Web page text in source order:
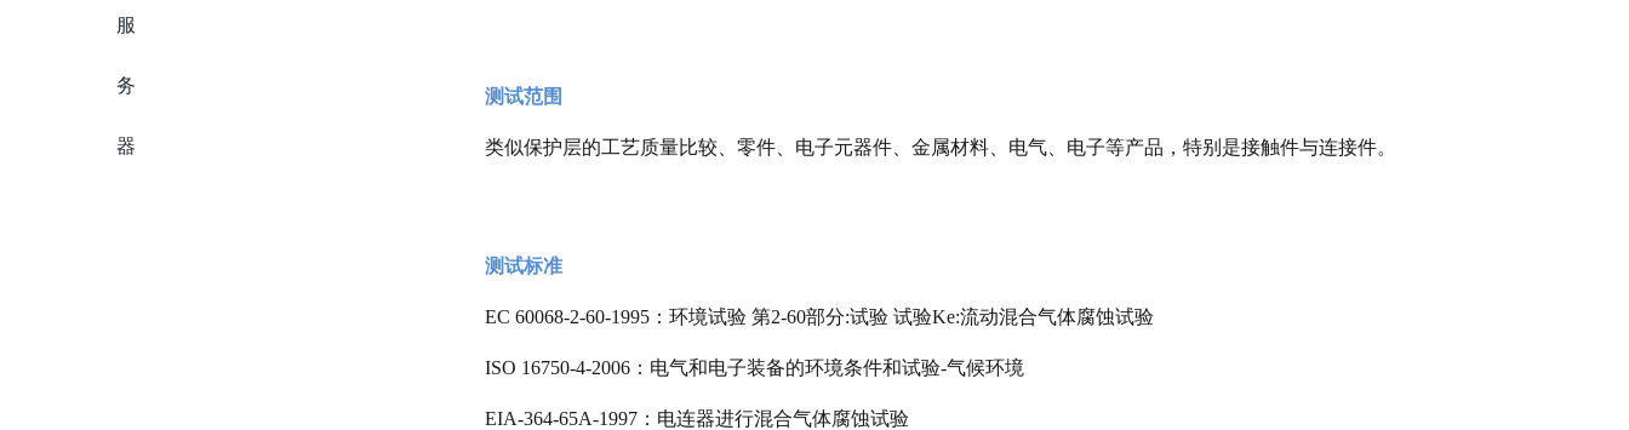
测试范围
类似保护层的工艺质量比较、零件、电子元器件、金属材料、电气、电子等产品，特别是接触件与连接件。
测试标准
EC 60068-2-60-1995：环境试验 第2-60部分:试验 试验Ke:流动混合气体腐蚀试验
ISO 16750-4-2006：电气和电子装备的环境条件和试验-气候环境
EIA-364-65A-1997：电连器进行混合气体腐蚀试验